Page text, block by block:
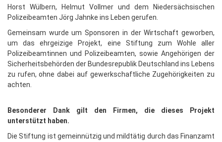
Horst Wülbern, Helmut Vollmer und dem Niedersächsischen
Polizeibeamten Jörg Jahnke ins Leben gerufen.
Gemeinsam wurde um Sponsoren in der Wirtschaft geworben,
um das ehrgeizige Projekt, eine Stiftung zum Wohle aller
Polizeibeamtinnen und Polizeibeamten, sowie Angehörigen der
Sicherheitsbehörden der Bundesrepublik Deutschland ins Lebens
zu rufen, ohne dabei auf gewerkschaftliche Zugehörigkeiten zu
achten.
Besonderer Dank gilt den Firmen, die dieses Projekt
unterstützt haben.
Die Stiftung ist gemeinnützig und mildtätig durch das Finanzamt